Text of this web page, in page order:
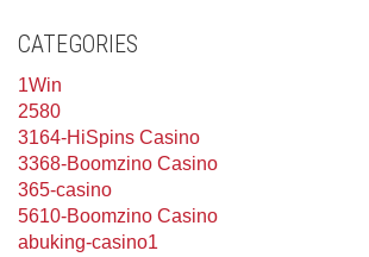
CATEGORIES
1Win
2580
3164-HiSpins Casino
3368-Boomzino Casino
365-casino
5610-Boomzino Casino
abuking-casino1